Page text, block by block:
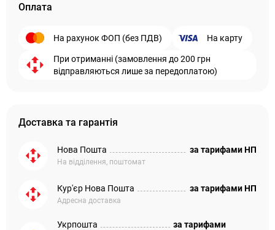
Оплата
На рахунок ФОП (без ПДВ) На карту
При отриманні (замовлення до 200 грн
відправляються лише за передоплатою)
Доставка та гарантія
Нова Пошта
На відділення, поштомат
за тарифами НП
Кур'єр Нова Пошта
Адресна доставка
за тарифами НП
Укрпошта
за тарифами